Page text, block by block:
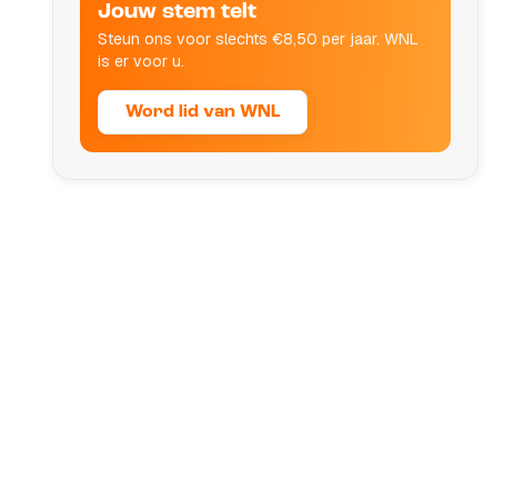
Jouw stem telt
Steun ons voor slechts €8,50 per jaar. WNL
is er voor u.
Word lid van WNL